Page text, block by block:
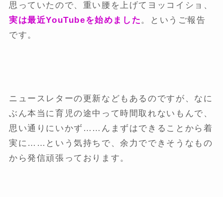
思っていたので、重い腰を上げてヨッコイショ、
実は最近YouTubeを始めました。というご報告
です。
ニュースレターの更新などもあるのですが、なに
ぶん本当に育児の途中って時間取れないもんで、
思い通りにいかず……んまずはできることから着
実に……という気持ちで、余力でできそうなもの
から発信頑張っております。